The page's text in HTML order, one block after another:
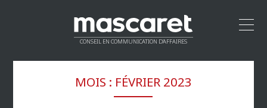
CONSEIL EN COMMUNICATION D’AFFAIRES
MOIS : FÉVRIER 2023